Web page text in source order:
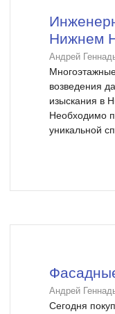
Нижнем
Андрей
возведения
изыскания в
Необходимо
уникальной
Андрей
Сегодня